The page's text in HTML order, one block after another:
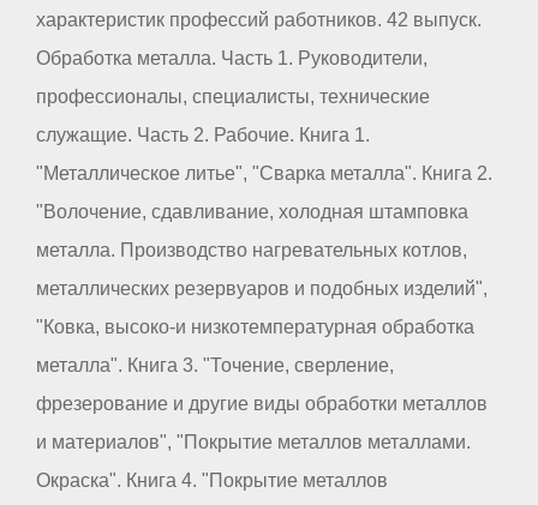
характеристик профессий работников. 42 выпуск.
Обработка металла. Часть 1. Руководители,
профессионалы, специалисты, технические
служащие. Часть 2. Рабочие. Книга 1.
"Металлическое литье", "Сварка металла". Книга 2.
"Волочение, сдавливание, холодная штамповка
металла. Производство нагревательных котлов,
металлических резервуаров и подобных изделий",
"Ковка, высоко-и низкотемпературная обработка
металла". Книга 3. "Точение, сверление,
фрезерование и другие виды обработки металлов
и материалов", "Покрытие металлов металлами.
Окраска". Книга 4. "Покрытие металлов